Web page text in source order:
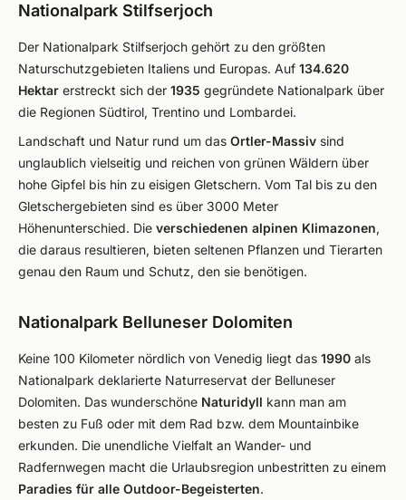
Nationalpark Stilfserjoch
Der Nationalpark Stilfserjoch gehört zu den größten
Naturschutzgebieten Italiens und Europas. Auf 134.620
Hektar erstreckt sich der 1935 gegründete Nationalpark über
die Regionen Südtirol, Trentino und Lombardei.
Landschaft und Natur rund um das Ortler-Massiv sind
unglaublich vielseitig und reichen von grünen Wäldern über
hohe Gipfel bis hin zu eisigen Gletschern. Vom Tal bis zu den
Gletschergebieten sind es über 3000 Meter
Höhenunterschied. Die verschiedenen alpinen Klimazonen,
die daraus resultieren, bieten seltenen Pflanzen und Tierarten
genau den Raum und Schutz, den sie benötigen.
Nationalpark Belluneser Dolomiten
Keine 100 Kilometer nördlich von Venedig liegt das 1990 als
Nationalpark deklarierte Naturreservat der Belluneser
Dolomiten. Das wunderschöne Naturidyll kann man am
besten zu Fuß oder mit dem Rad bzw. dem Mountainbike
erkunden. Die unendliche Vielfalt an Wander- und
Radfernwegen macht die Urlaubsregion unbestritten zu einem
Paradies für alle Outdoor-Begeisterten.